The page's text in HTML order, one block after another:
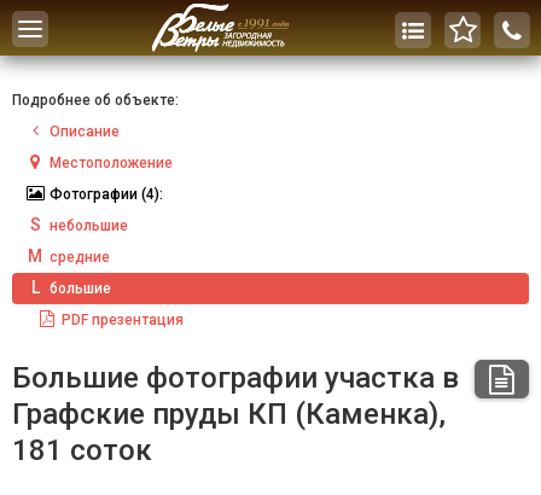
Toggle
navigation
Подробнее об объекте:
Описание
Местоположение
Фотографии (4):
S небольшие
M средние
L
большие
PDF презентация
Большие фотографии участка в
Графские пруды КП (Каменка),
181 соток